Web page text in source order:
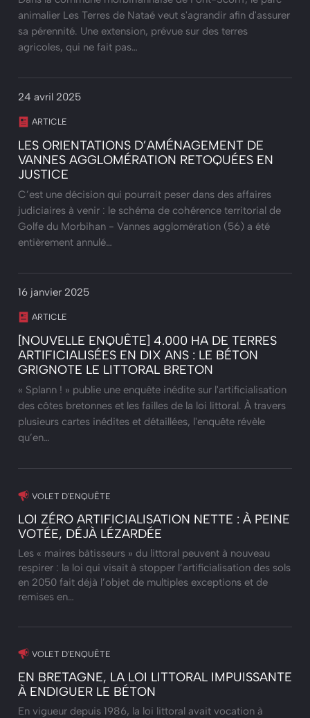
animalier Les Terres de Nataé veut s'agrandir afin d'assurer
sa pérennité. Une extension, prévue sur des terres
agricoles, qui ne fait pas…
24 avril 2025
ARTICLE
LES ORIENTATIONS D’AMÉNAGEMENT DE
VANNES AGGLOMÉRATION RETOQUÉES EN
JUSTICE
C’est une décision qui pourrait peser dans des affaires
judiciaires à venir : le schéma de cohérence territorial de
Golfe du Morbihan - Vannes agglomération (56) a été
entièrement annulé…
16 janvier 2025
ARTICLE
[NOUVELLE ENQUÊTE] 4.000 HA DE TERRES
ARTIFICIALISÉES EN DIX ANS : LE BÉTON
GRIGNOTE LE LITTORAL BRETON
« Splann ! » publie une enquête inédite sur l'artificialisation
des côtes bretonnes et les failles de la loi littoral. À travers
plusieurs cartes inédites et détaillées, l'enquête révèle
qu’en…
VOLET D'ENQUÊTE
LOI ZÉRO ARTIFICIALISATION NETTE : À PEINE
VOTÉE, DÉJÀ LÉZARDÉE
Les « maires bâtisseurs » du littoral peuvent à nouveau
respirer : la loi qui visait à stopper l’artificialisation des sols
en 2050 fait déjà l’objet de multiples exceptions et de
remises en…
VOLET D'ENQUÊTE
EN BRETAGNE, LA LOI LITTORAL IMPUISSANTE
À ENDIGUER LE BÉTON
En vigueur depuis 1986, la loi littoral avait vocation à